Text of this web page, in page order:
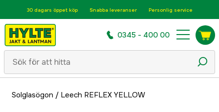
30 dagars öppet köp Snabba leveranser Personlig service
0345 - 400 00
Solglasögon / Leech REFLEX YELLOW